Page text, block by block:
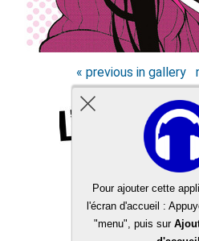
« previous in gallery